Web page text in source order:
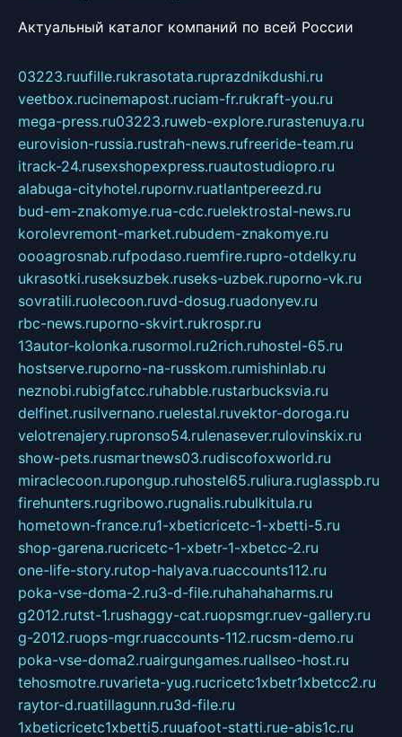
Актуальный каталог компаний по всей России
03223.ruufille.rukrasotata.ruprazdnikdushi.ru
veetbox.rucinemapost.ruciam-fr.rukraft-you.ru
mega-press.ru03223.ruweb-explore.rurastenuya.ru
eurovision-russia.rustrah-news.rufreeride-team.ru
itrack-24.rusexshopexpress.ruautostudiopro.ru
alabuga-cityhotel.rupornv.ruatlantpereezd.ru
bud-em-znakomye.rua-cdc.ruelektrostal-news.ru
korolevremont-market.rubudem-znakomye.ru
oooagrosnab.rufpodaso.ruemfire.rupro-otdelky.ru
ukrasotki.ruseksuzbek.ruseks-uzbek.ruporno-vk.ru
sovratili.ruolecoon.ruvd-dosug.ruadonyev.ru
rbc-news.ruporno-skvirt.rukrospr.ru
13autor-kolonka.rusormol.ru2rich.ruhostel-65.ru
hostserve.ruporno-na-russkom.rumishinlab.ru
neznobi.rubigfatcc.ruhabble.rustarbucksvia.ru
delfinet.rusilvernano.ruelestal.ruvektor-doroga.ru
velotrenajery.rupronso54.rulenasever.rulovinskix.ru
show-pets.rusmartnews03.rudiscofoxworld.ru
miraclecoon.rupongup.ruhostel65.ruliura.ruglasspb.ru
firehunters.rugribowo.rugnalis.rubulkitula.ru
hometown-france.ru1-xbeticricetc-1-xbetti-5.ru
shop-garena.rucricetc-1-xbetr-1-xbetcc-2.ru
one-life-story.rutop-halyava.ruaccounts112.ru
poka-vse-doma-2.ru3-d-file.ruhahahaharms.ru
g2012.rutst-1.rushaggy-cat.ruopsmgr.ruev-gallery.ru
g-2012.ruops-mgr.ruaccounts-112.rucsm-demo.ru
poka-vse-doma2.ruairgungames.ruallseo-host.ru
tehosmotre.ruvarieta-yug.rucricetc1xbetr1xbetcc2.ru
raytor-d.ruatillagunn.ru3d-file.ru
1xbeticricetc1xbetti5.ruuafoot-statti.rue-abis1c.ru